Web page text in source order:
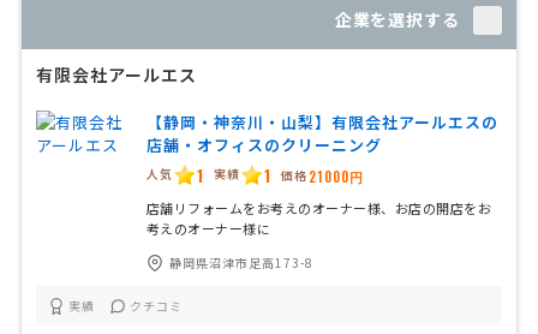
企業を選択する
有限会社アールエス
【静岡・神奈川・山梨】有限会社アールエスの
店舗・オフィスのクリーニング
人気 1 実績 1 価格 21000円
店舗リフォームをお考えのオーナー様、お店の開店をお
考えのオーナー様に
静岡県沼津市足高173-8
実績 クチコミ